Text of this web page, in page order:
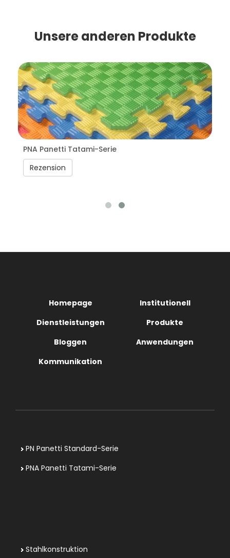
Unsere anderen Produkte
PNA Panetti Tatami-Serie
Rezension
Homepage
Institutionell
Dienstleistungen
Produkte
Bloggen
Anwendungen
Kommunikation
PN Panetti Standard-Serie
PNA Panetti Tatami-Serie
Stahlkonstruktion